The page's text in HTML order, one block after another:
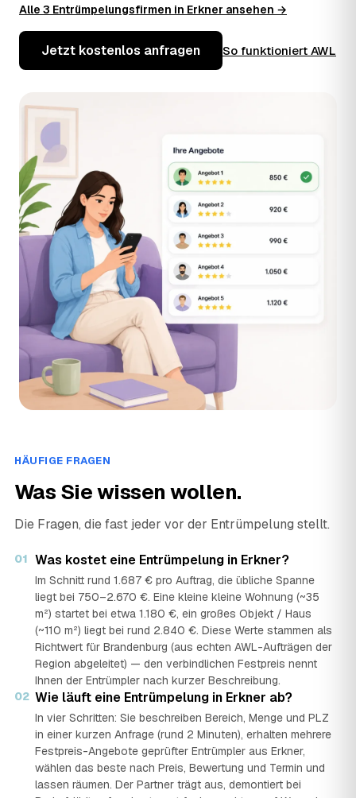
Alle 3 Entrümpelungsfirmen in Erkner ansehen →
Jetzt kostenlos anfragen So funktioniert AWL
HÄUFIGE FRAGEN
Was Sie wissen wollen.
Die Fragen, die fast jeder vor der Entrümpelung stellt.
01 Was kostet eine Entrümpelung in Erkner?
Im Schnitt rund 1.687 € pro Auftrag, die übliche Spanne
liegt bei 750–2.670 €. Eine kleine kleine Wohnung (~35
m²) startet bei etwa 1.180 €, ein großes Objekt / Haus
(~110 m²) liegt bei rund 2.840 €. Diese Werte stammen als
Richtwert für Brandenburg (aus echten AWL-Aufträgen der
Region abgeleitet) — den verbindlichen Festpreis nennt
Ihnen der Entrümpler nach kurzer Beschreibung.
02 Wie läuft eine Entrümpelung in Erkner ab?
In vier Schritten: Sie beschreiben Bereich, Menge und PLZ
in einer kurzen Anfrage (rund 2 Minuten), erhalten mehrere
Festpreis-Angebote geprüfter Entrümpler aus Erkner,
wählen das beste nach Preis, Bewertung und Termin und
lassen räumen. Der Partner trägt aus, demontiert bei